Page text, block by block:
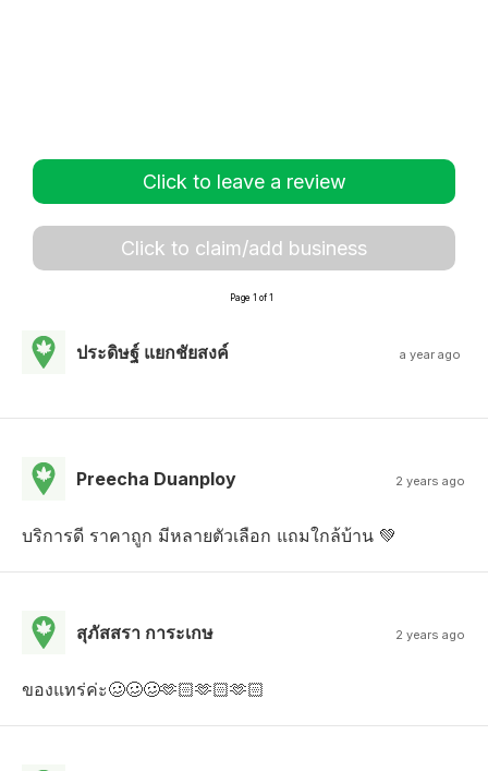
Click to leave a review
Click to claim/add business
Page 1 of 1
ประดิษฐ์ แยกชัยสงค์ a year ago
Preecha Duanploy 2 years ago
บริการดี ราคาถูก มีหลายตัวเลือก แถมใกล้บ้าน 💚
สุภัสสรา การะเกษ 2 years ago
ของแทร่ค่ะ🥴🥴🥴🫶🏻🫶🏻🫶🏻